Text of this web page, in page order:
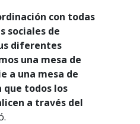
con todas
sociales de
diferentes
una mesa de
a una mesa de
que todos los
a través del